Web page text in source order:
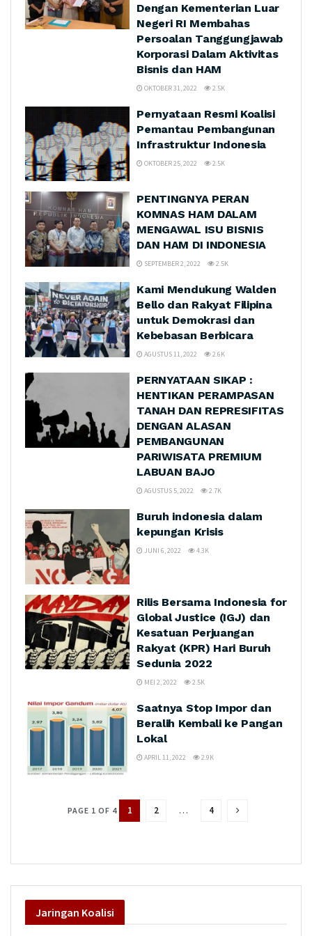
Dengan Kementerian Luar
Negeri RI Membahas
Persoalan Tanggungjawab
Korporasi Dalam Aktivitas
Bisnis dan HAM
OKTOBER 31, 2022 2.5K
Pernyataan Resmi Koalisi
Pemantau Pembangunan
Infrastruktur Indonesia
OKTOBER 25, 2022 2.5K
PENTINGNYA PERAN
KOMNAS HAM DALAM
MENGAWAL ISU BISNIS
DAN HAM DI INDONESIA
SEPTEMBER 2, 2022 2.5K
Kami Mendukung Walden
Bello dan Rakyat Filipina
untuk Demokrasi dan
Kebebasan Berbicara
AGUSTUS 11, 2022 2.6K
PERNYATAAN SIKAP :
HENTIKAN PERAMPASAN
TANAH DAN REPRESIFITAS
DENGAN ALASAN
PEMBANGUNAN
PARIWISATA PREMIUM
LABUAN BAJO
AGUSTUS 5, 2022 2.7K
Buruh indonesia dalam
kepungan Krisis
JUNI 6, 2022 4.3K
Rilis Bersama Indonesia for
Global Justice (IGJ) dan
Kesatuan Perjuangan
Rakyat (KPR) Hari Buruh
Sedunia 2022
MEI 2, 2022 2.5K
Saatnya Stop Impor dan
Beralih Kembali ke Pangan
Lokal
APRIL 11, 2022 2.9K
PAGE 1 OF 4 1 2 … 4
Jaringan Koalisi